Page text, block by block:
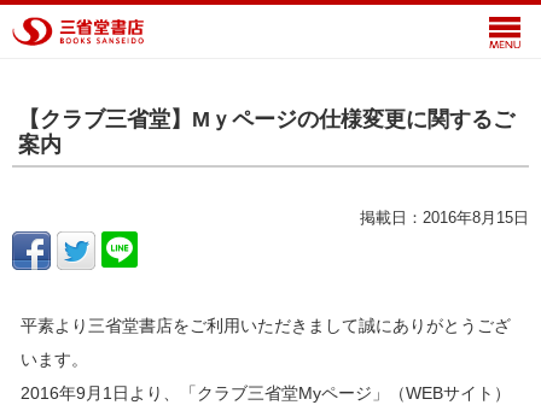
【クラブ三省堂】Mｙページの仕様変更に関するご
案内
掲載日：2016年8月15日
平素より三省堂書店をご利用いただきまして誠にありがとうござ
います。
2016年9月1日より、「クラブ三省堂Myページ」（WEBサイト）